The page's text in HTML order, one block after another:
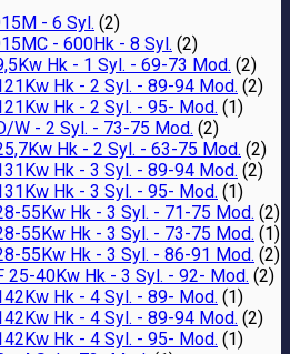
- 6 Syl. (2)
- 600Hk - 8 Syl. (2)
Hk - 1 Syl. - 69-73 Mod. (2)
Hk - 2 Syl. - 89-94 Mod. (2)
Hk - 2 Syl. - 95- Mod. (1)
W - 2 Syl. - 73-75 Mod. (2)
Hk - 2 Syl. - 63-75 Mod. (2)
Hk - 3 Syl. - 89-94 Mod. (2)
Hk - 3 Syl. - 95- Mod. (1)
55Kw Hk - 3 Syl. - 71-75 Mod. (2)
55Kw Hk - 3 Syl. - 73-75 Mod. (1)
55Kw Hk - 3 Syl. - 86-91 Mod. (2)
25-40Kw Hk - 3 Syl. - 92- Mod. (2)
Hk - 4 Syl. - 89- Mod. (1)
Hk - 4 Syl. - 89-94 Mod. (2)
Hk - 4 Syl. - 95- Mod. (1)